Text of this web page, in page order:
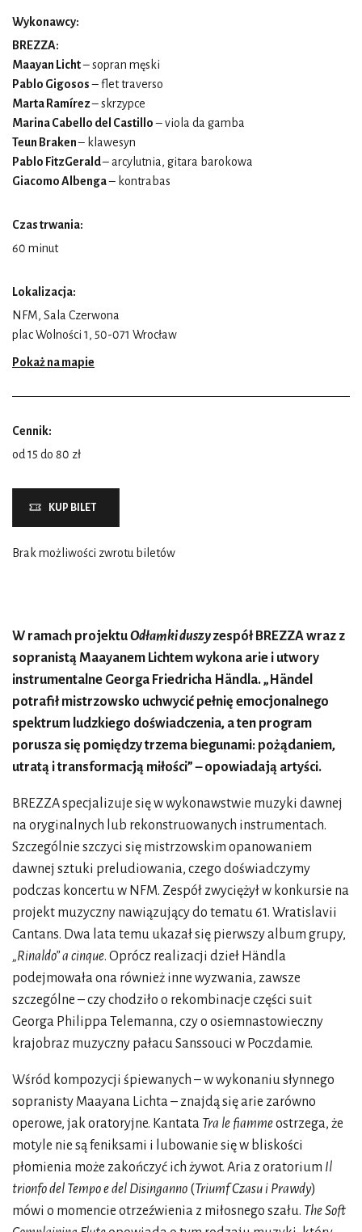
Wykonawcy:
BREZZA:
Maayan Licht– sopran męski
Pablo Gigosos– flet traverso
Marta Ramírez– skrzypce
Marina Cabello del Castillo– viola da gamba
Teun Braken– klawesyn
Pablo FitzGerald– arcylutnia, gitara barokowa
Giacomo Albenga– kontrabas
Czas trwania:
60 minut
Lokalizacja:
NFM, Sala Czerwona
plac Wolności 1, 50-071 Wrocław
Pokaż na mapie
Cennik:
od 15 do 80 zł
KUP BILET
Brak możliwości zwrotu biletów
W ramach projektuOdłamki duszyzespół BREZZA wraz z
sopranistą Maayanem Lichtem wykona arie i utwory
instrumentalne Georga Friedricha Händla. „Händel
potrafił mistrzowsko uchwycić pełnię emocjonalnego
spektrum ludzkiego doświadczenia, a ten program
porusza się pomiędzy trzema biegunami: pożądaniem,
utratą i transformacją miłości” – opowiadają artyści.
BREZZA specjalizuje się w wykonawstwie muzyki dawnej
na oryginalnych lub rekonstruowanych instrumentach.
Szczególnie szczyci się mistrzowskim opanowaniem
dawnej sztuki preludiowania, czego doświadczymy
podczas koncertu w NFM. Zespół zwyciężył w konkursie na
projekt muzyczny nawiązujący do tematu 61. Wratislavii
Cantans. Dwa lata temu ukazał się pierwszy album grupy,
„Rinaldo” a cinque. Oprócz realizacji dzieł Händla
podejmowała ona również inne wyzwania, zawsze
szczególne – czy chodziło o rekombinacje części suit
Georga Philippa Telemanna, czy o osiemnastowieczny
krajobraz muzyczny pałacu Sanssouci w Poczdamie.
Wśród kompozycji śpiewanych – w wykonaniu słynnego
sopranisty Maayana Lichta – znajdą się arie zarówno
operowe, jak oratoryjne. Kantata Tra le fiammeostrzega, że
motyle nie są feniksami i lubowanie się w bliskości
płomienia może zakończyć ich żywot. Aria z oratorium Il
trionfo del Tempo e del Disinganno (Triumf Czasu i Prawdy)
mówi o momencie otrzeźwienia z miłosnego szału. The Soft